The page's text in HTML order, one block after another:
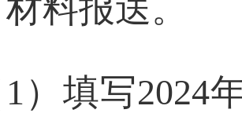
材料报送。
1） 填写2024